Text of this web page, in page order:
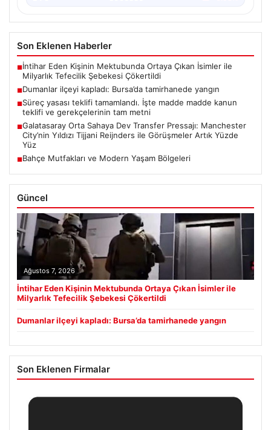
Son Eklenen Haberler
■İntihar Eden Kişinin Mektubunda Ortaya Çıkan İsimler ile
Milyarlık Tefecilik Şebekesi Çökertildi
■Dumanlar ilçeyi kapladı: Bursa’da tamirhanede yangın
■Süreç yasası teklifi tamamlandı. İşte madde madde kanun
teklifi ve gerekçelerinin tam metni
■Galatasaray Orta Sahaya Dev Transfer Pressajı: Manchester
City’nin Yıldızı Tijjani Reijnders ile Görüşmeler Artık Yüzde
Yüz
■Bahçe Mutfakları ve Modern Yaşam Bölgeleri
Güncel
Ağustos 7, 2026
İntihar Eden Kişinin Mektubunda Ortaya Çıkan İsimler ile
Milyarlık Tefecilik Şebekesi Çökertildi
Dumanlar ilçeyi kapladı: Bursa’da tamirhanede yangın
Son Eklenen Firmalar